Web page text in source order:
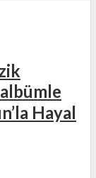
Hayal